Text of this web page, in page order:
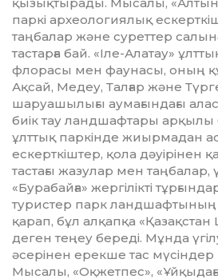
қызықтырады. Мысалы,
паркі археологиялық
таңбалар және суреттер
тастарға бай. «Іле-Алатау»
флорасы мен фаунасы, оның
Ақсай, Медеу, Талғар және
шаруашылығы аумағындағы
биік тау ландшафтары арқылы
ұлттық паркінде жиырмадан
ескерткіштер, қола дәуірінен
тастағы жазулар мен таңбалар,
«Бурабайға» жергілікті
туристер парк ландшафтының
қарап, бұл алқапқа
деген теңеу береді. Мұнда
әсерінен ерекше тас мүсіндер
Мысалы, «Оқжет­пес»,